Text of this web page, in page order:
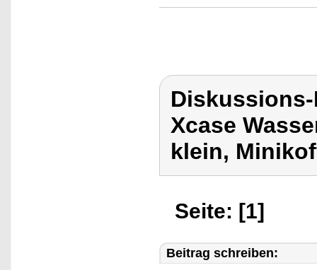
Xcase
klein,
Seite: [1]
Beitrag schreiben: